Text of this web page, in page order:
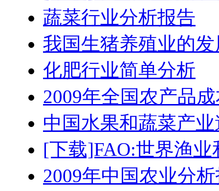
蔬菜行业分析报告
我国生猪养殖业的
化肥行业简单分析
2009年全国农产品
中国水果和蔬菜产
[下载]FAO:世界渔
2009年中国农业分